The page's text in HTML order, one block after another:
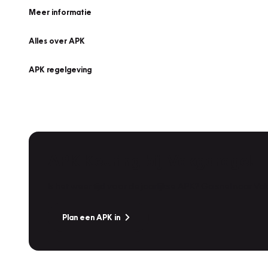
Meer informatie
Alles over APK
APK regelgeving
Plan een APK in